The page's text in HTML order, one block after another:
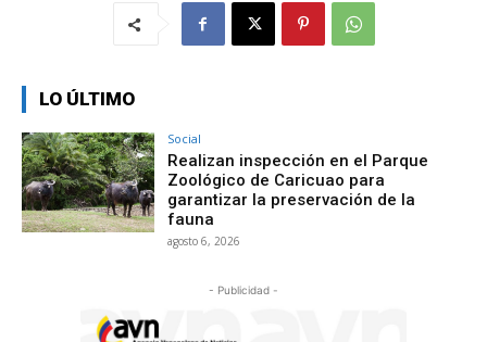
LO ÚLTIMO
Social
Realizan inspección en el Parque
Zoológico de Caricuao para
garantizar la preservación de la
fauna
agosto 6, 2026
- Publicidad -